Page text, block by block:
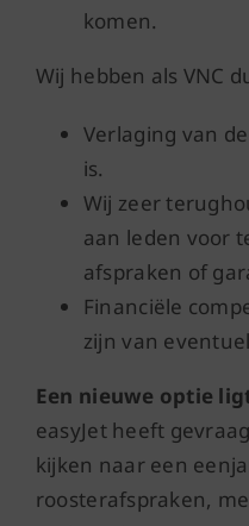
komen.
Wij hebben als VNC
Verlaging van
is.
Wij zeer
aan leden voor
afspraken of
Financiële
zijn van
Een nieuwe optie
easyJet heeft
kijken naar een
roosterafspraken,